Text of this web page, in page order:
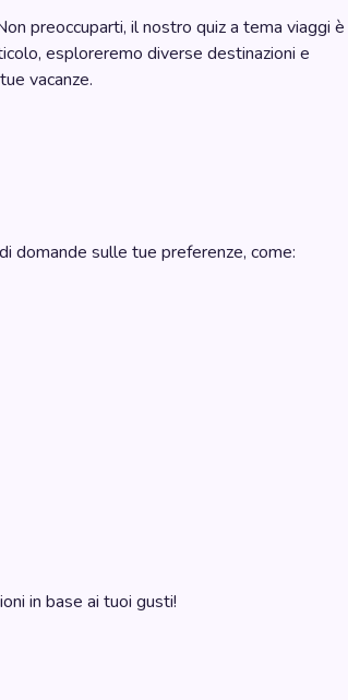
preoccuparti, il nostro quiz a tema viaggi è
esploreremo diverse destinazioni e
vacanze.
domande sulle tue preferenze, come:
in base ai tuoi gusti!